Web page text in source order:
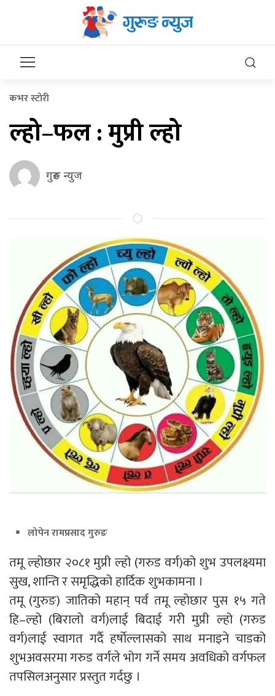
कभर स्टोरी
ल्हो–फल : मुप्री ल्हो
गुरुङ न्युज
लोपेन रामप्रसाद गुरुङ
तमू ल्होछार २०८१ मुप्री ल्हो (गरुड वर्ग)को शुभ उपलक्ष्यमा
सुख, शान्ति र समृद्धिको हार्दिक शुभकामना ।
तमू (गुरुङ) जातिको महान् पर्व तमू ल्होछार पुस १५ गते
हि–ल्हो (बिरालो वर्ग)लाई बिदाई गरी मुप्री ल्हो (गरुड
वर्ग)लाई स्वागत गर्दै हर्षाेल्लासको साथ मनाइने चाडको
शुभअवसरमा गरुड वर्गले भोग गर्ने समय अवधिको वर्गफल
तपसिलअनुसार प्रस्तुत गर्दछु ।